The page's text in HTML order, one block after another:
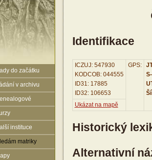
do začátku
v archivu
instituce
matriky
Identifikace
ICZUJ: 547930
KODCOB: 044555
ID31: 17885
ID32: 106653
GPS:
Ukázat na mapě
Historický
Alternativní